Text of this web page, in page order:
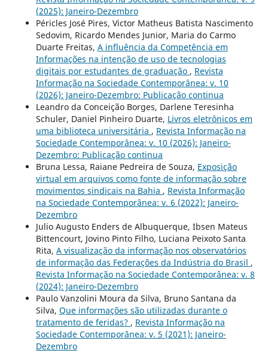
(2025): Janeiro-Dezembro
Péricles José Pires, Victor Matheus Batista Nascimento
Sedovim, Ricardo Mendes Junior, Maria do Carmo
Duarte Freitas, A influência da Competência em
Informações na intenção de uso de tecnologias
digitais por estudantes de graduação , Revista
Informação na Sociedade Contemporânea: v. 10
(2026): Janeiro-Dezembro: Publicação continua
Leandro da Conceição Borges, Darlene Teresinha
Schuler, Daniel Pinheiro Duarte, Livros eletrônicos em
uma biblioteca universitária , Revista Informação na
Sociedade Contemporânea: v. 10 (2026): Janeiro-
Dezembro: Publicação continua
Bruna Lessa, Raiane Pedreira de Souza, Exposição
virtual em arquivos como fonte de informação sobre
movimentos sindicais na Bahia , Revista Informação
na Sociedade Contemporânea: v. 6 (2022): Janeiro-
Dezembro
Julio Augusto Enders de Albuquerque, Ibsen Mateus
Bittencourt, Jovino Pinto Filho, Luciana Peixoto Santa
Rita, A visualização da informação nos observatórios
de informação das Federações da Indústria do Brasil ,
Revista Informação na Sociedade Contemporânea: v. 8
(2024): Janeiro-Dezembro
Paulo Vanzolini Moura da Silva, Bruno Santana da
Silva, Que informações são utilizadas durante o
tratamento de feridas? , Revista Informação na
Sociedade Contemporânea: v. 5 (2021): Janeiro-
Dezembro